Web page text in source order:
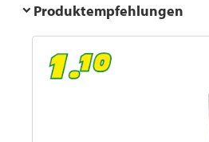
Produktempfehlungen